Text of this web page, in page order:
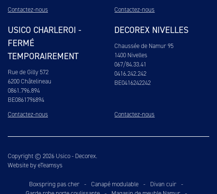
Contactez-nous
Contactez-nous
USICO CHARLEROI -
FERMÉ
TEMPORAIREMENT
Rue de Gilly 572
6200 Châtelineau
0861.796.894
BE0861796894
Contactez-nous
DECOREX NIVELLES
Chaussée de Namur 95
1400 Nivelles
067/84.33.41
0416.242.242
BE0416242242
Contactez-nous
Copyright © 2026 Usico - Decorex.
Website by eTeamsys
Boxspring pas cher - Canapé modulable - Divan cuir -